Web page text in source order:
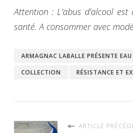
Attention : L’abus d’alcool
santé. A consommer avec
ARMAGNAC LABALLE PRÉSENTE
COLLECTION
RÉSISTANCE ET
ARTICLE